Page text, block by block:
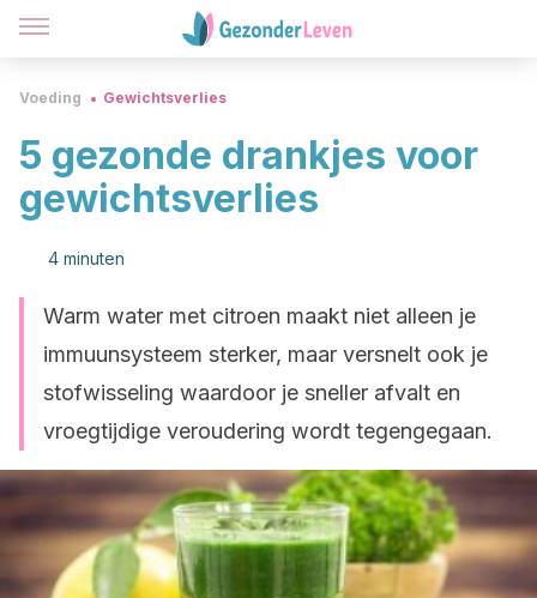
Voeding Gewichtsverlies
5 gezonde drankjes voor
gewichtsverlies
4 minuten
Warm water met citroen maakt niet alleen je
immuunsysteem sterker, maar versnelt ook je
stofwisseling waardoor je sneller afvalt en
vroegtijdige veroudering wordt tegengegaan.